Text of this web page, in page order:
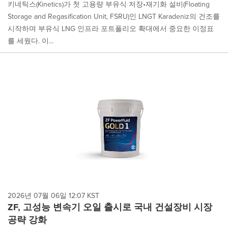
키네틱스(Kinetics)가 첫 고용량 부유식 저장•재기화 설비(Floating
Storage and Regasification Unit, FSRU)인 LNGT Karadeniz의 건조를
시작하며 부유식 LNG 인프라 포트폴리오 확대에서 중요한 이정표
를 세웠다. 이...
2026년 07월 06일 12:07 KST
ZF, 고성능 변속기 오일 출시로 국내 건설장비 시장
공략 강화